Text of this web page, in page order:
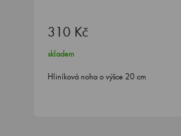
310 Kč
skladem
Hliníková noha o výšce 20 cm